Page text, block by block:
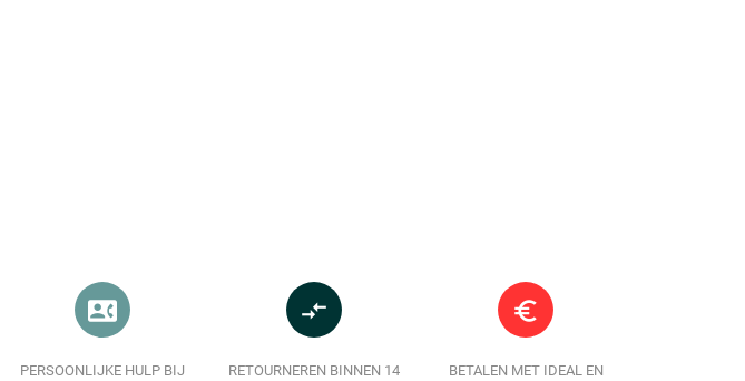
contact_phone
PERSOONLIJKE HULP BIJ
compare_arrows
RETOURNEREN BINNEN 14
euro_symbol
BETALEN MET IDEAL EN